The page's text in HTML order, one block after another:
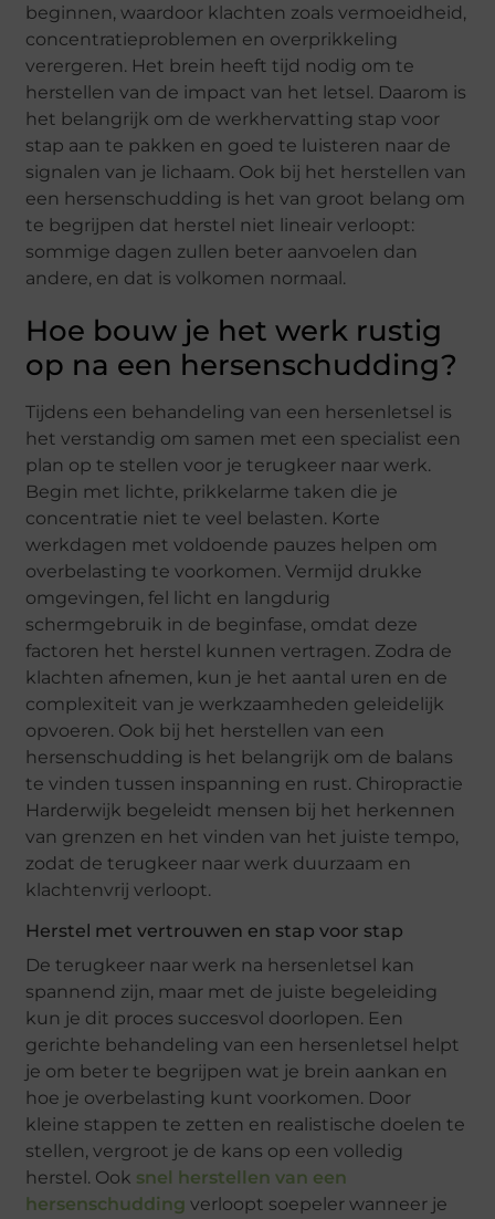
beginnen, waardoor klachten zoals vermoeidheid,
concentratieproblemen en overprikkeling
verergeren. Het brein heeft tijd nodig om te
herstellen van de impact van het letsel. Daarom is
het belangrijk om de werkhervatting stap voor
stap aan te pakken en goed te luisteren naar de
signalen van je lichaam. Ook bij het herstellen van
een hersenschudding is het van groot belang om
te begrijpen dat herstel niet lineair verloopt:
sommige dagen zullen beter aanvoelen dan
andere, en dat is volkomen normaal.
Hoe bouw je het werk rustig
op na een hersenschudding?
Tijdens een behandeling van een hersenletsel is
het verstandig om samen met een specialist een
plan op te stellen voor je terugkeer naar werk.
Begin met lichte, prikkelarme taken die je
concentratie niet te veel belasten. Korte
werkdagen met voldoende pauzes helpen om
overbelasting te voorkomen. Vermijd drukke
omgevingen, fel licht en langdurig
schermgebruik in de beginfase, omdat deze
factoren het herstel kunnen vertragen. Zodra de
klachten afnemen, kun je het aantal uren en de
complexiteit van je werkzaamheden geleidelijk
opvoeren. Ook bij het herstellen van een
hersenschudding is het belangrijk om de balans
te vinden tussen inspanning en rust. Chiropractie
Harderwijk begeleidt mensen bij het herkennen
van grenzen en het vinden van het juiste tempo,
zodat de terugkeer naar werk duurzaam en
klachtenvrij verloopt.
Herstel met vertrouwen en stap voor stap
De terugkeer naar werk na hersenletsel kan
spannend zijn, maar met de juiste begeleiding
kun je dit proces succesvol doorlopen. Een
gerichte behandeling van een hersenletsel helpt
je om beter te begrijpen wat je brein aankan en
hoe je overbelasting kunt voorkomen. Door
kleine stappen te zetten en realistische doelen te
stellen, vergroot je de kans op een volledig
herstel. Ook snel herstellen van een
hersenschudding verloopt soepeler wanneer je